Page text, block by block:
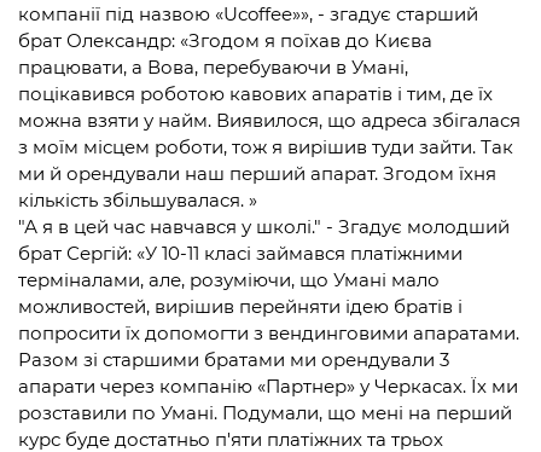
компанії під назвою «Ucoffee»», - згадує старший
брат Олександр: «Згодом я поїхав до Києва
працювати, а Вова, перебуваючи в Умані,
поцікавився роботою кавових апаратів і тим, де їх
можна взяти у найм. Виявилося, що адреса збігалася
з моїм місцем роботи, тож я вирішив туди зайти. Так
ми й орендували наш перший апарат. Згодом їхня
кількість збільшувалася. »
"А я в цей час навчався у школі." - Згадує молодший
брат Сергій: «У 10-11 класі займався платіжними
терміналами, але, розуміючи, що Умані мало
можливостей, вирішив перейняти ідею братів і
попросити їх допомогти з вендинговими апаратами.
Разом зі старшими братами ми орендували 3
апарати через компанію «Партнер» у Черкасах. Їх ми
розставили по Умані. Подумали, що мені на перший
курс буде достатньо п'яти платіжних та трьох